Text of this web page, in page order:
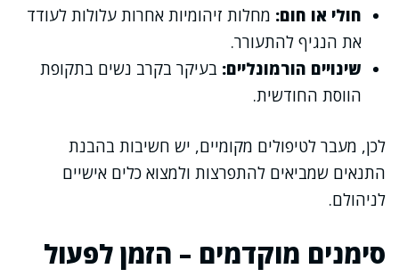
חולי או חום: מחלות זיהומיות אחרות עלולות לעודד
את הנגיף להתעורר.
שינויים הורמונליים: בעיקר בקרב נשים בתקופת
הווסת החודשית.
לכן, מעבר לטיפולים מקומיים, יש חשיבות בהבנת
התנאים שמביאים להתפרצות ולמצוא כלים אישיים
לניהולם.
סימנים מוקדמים – הזמן לפעול